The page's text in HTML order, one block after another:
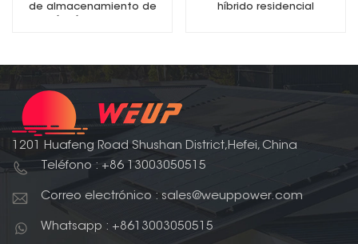
de almacenamiento de
híbrido residencial
1201 Huafeng Road Shushan District,Hefei, China
Teléfono : +86 13003050515
Correo electrónico : sales@weuppower.com
Whatsapp : +8613003050515